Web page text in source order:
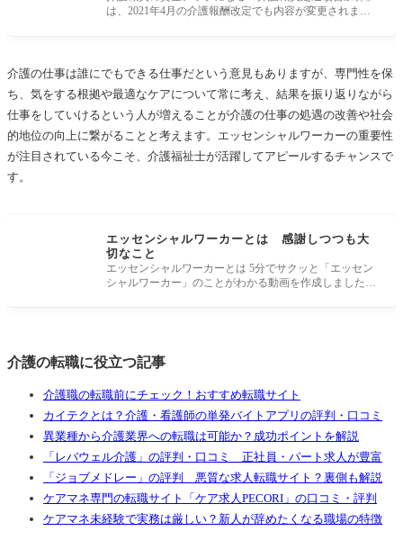
は、2021年4月の介護報酬改定でも内容が変更されまし
介護の仕事は誰にでもできる仕事だという意見もありますが、専門性を保
ち、気をする根拠や最適なケアについて常に考え、結果を振り返りながら
仕事をしていけるという人が増えることが介護の仕事の処遇の改善や社会
的地位の向上に繋がることと考えます。エッセンシャルワーカーの重要性
が注目されている今こそ、介護福祉士が活躍してアピールするチャンスで
す。
エッセンシャルワーカーとは 感謝しつつも大
切なこと
エッセンシャルワーカーとは 5分でサクッと「エッセン
シャルワーカー」のことがわかる動画を作成しました！
介護の転職に役立つ記事
介護職の転職前にチェック！おすすめ転職サイト
カイテクとは？介護・看護師の単発バイトアプリの評判・口コミ
異業種から介護業界への転職は可能か？成功ポイントを解説
「レバウェル介護」の評判・口コミ 正社員・パート求人が豊富
「ジョブメドレー」の評判 悪質な求人転職サイト？裏側も解説
ケアマネ専門の転職サイト「ケア求人PECORI」の口コミ・評判
ケアマネ未経験で実務は厳しい？新人が辞めたくなる職場の特徴